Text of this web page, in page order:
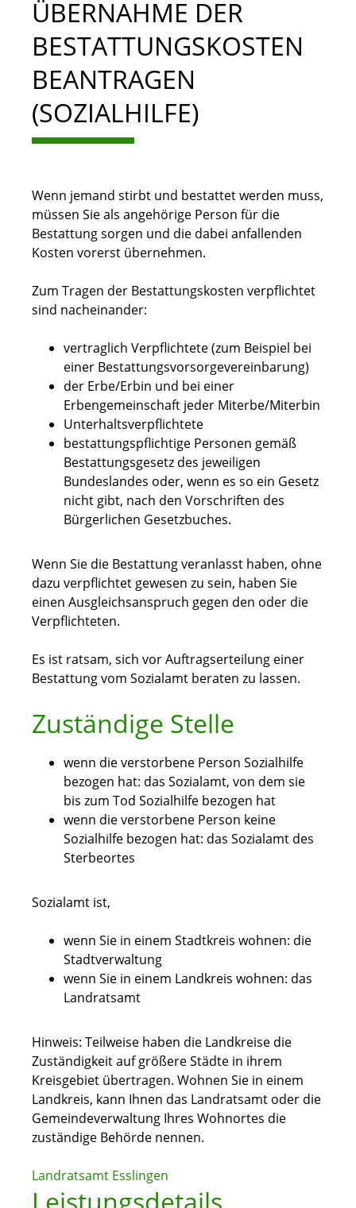
ÜBERNAHME DER
BESTATTUNGSKOSTEN
BEANTRAGEN
(SOZIALHILFE)
Wenn jemand stirbt und bestattet werden muss,
müssen Sie als angehörige Person für die
Bestattung sorgen und die dabei anfallenden
Kosten vorerst übernehmen.
Zum Tragen der Bestattungskosten verpflichtet
sind nacheinander:
vertraglich Verpflichtete (zum Beispiel bei
einer Bestattungsvorsorgevereinbarung)
der Erbe/Erbin und bei einer
Erbengemeinschaft jeder Miterbe/Miterbin
Unterhaltsverpflichtete
bestattungspflichtige Personen gemäß
Bestattungsgesetz des jeweiligen
Bundeslandes oder, wenn es so ein Gesetz
nicht gibt, nach den Vorschriften des
Bürgerlichen Gesetzbuches.
Wenn Sie die Bestattung veranlasst haben, ohne
dazu verpflichtet gewesen zu sein, haben Sie
einen Ausgleichsanspruch gegen den oder die
Verpflichteten.
Es ist ratsam, sich vor Auftragserteilung einer
Bestattung vom Sozialamt beraten zu lassen.
Zuständige Stelle
wenn die verstorbene Person Sozialhilfe
bezogen hat: das Sozialamt, von dem sie
bis zum Tod Sozialhilfe bezogen hat
wenn die verstorbene Person keine
Sozialhilfe bezogen hat: das Sozialamt des
Sterbeortes
Sozialamt ist,
wenn Sie in einem Stadtkreis wohnen: die
Stadtverwaltung
wenn Sie in einem Landkreis wohnen: das
Landratsamt
Hinweis: Teilweise haben die Landkreise die
Zuständigkeit auf größere Städte in ihrem
Kreisgebiet übertragen. Wohnen Sie in einem
Landkreis, kann Ihnen das Landratsamt oder die
Gemeindeverwaltung Ihres Wohnortes die
zuständige Behörde nennen.
Landratsamt Esslingen